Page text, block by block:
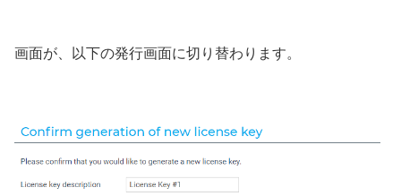
画面が、以下の発行画面に切り替わります。